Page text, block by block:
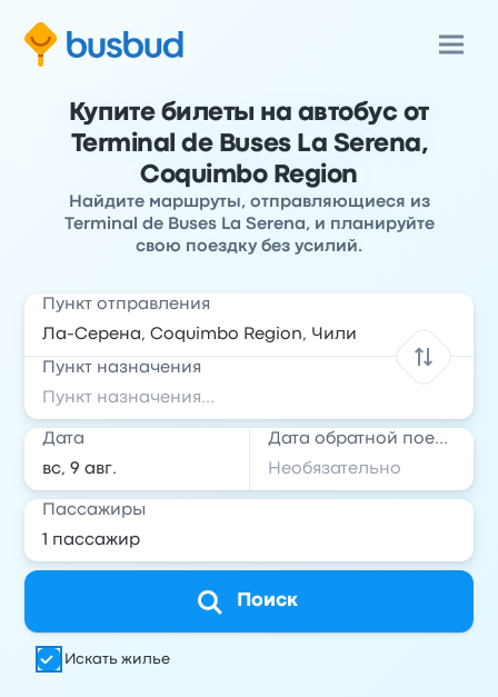
Купите билеты на автобус от
Terminal de Buses La Serena,
Coquimbo Region
Найдите маршруты, отправляющиеся из
Terminal de Buses La Serena, и планируйте
свою поездку без усилий.
Пункт отправления
Пункт назначения
Дата Дата обратной поездки
Пассажиры
Поиск
Искать жилье